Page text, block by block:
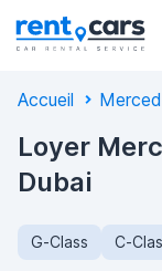
Accueil
Loyer
Dubai
G-Class C-